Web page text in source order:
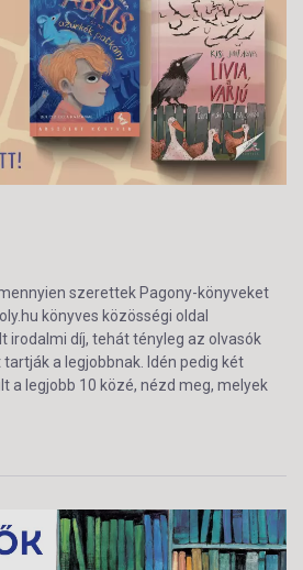
szerettek Pagony-könyveket
könyves közösségi oldal
irodalmi díj, tehát tényleg az olvasók
a legjobbnak. Idén pedig két
a legjobb 10 közé, nézd meg, melyek